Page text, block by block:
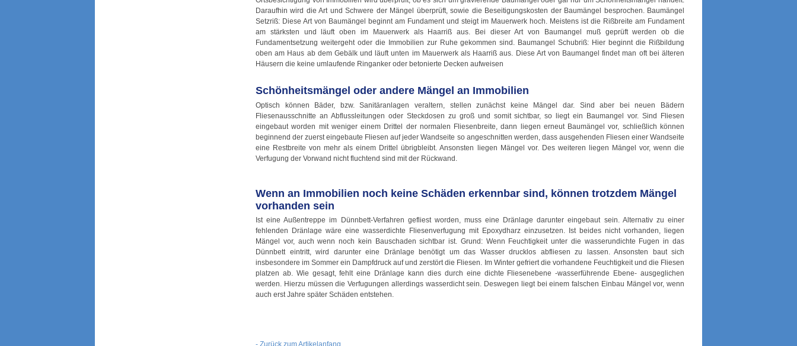
Daraufhin wird die Art und Schwere der Mängel überprüft, sowie die Beseitigungskosten der Baumängel besprochen. Baumängel
Setzriß: Diese Art von Baumängel beginnt am Fundament und steigt im Mauerwerk hoch. Meistens ist die Rißbreite am Fundament
am stärksten und läuft oben im Mauerwerk als Haarriß aus. Bei dieser Art von Baumangel muß geprüft werden ob die
Fundamentsetzung weitergeht oder die Immobilien zur Ruhe gekommen sind. Baumangel Schubriß: Hier beginnt die Rißbildung
oben am Haus ab dem Gebälk und läuft unten im Mauerwerk als Haarriß aus. Diese Art von Baumangel findet man oft bei älteren
Häusern die keine umlaufende Ringanker oder betonierte Decken aufweisen
Schönheitsmängel oder andere Mängel an Immobilien
Optisch können Bäder, bzw. Sanitäranlagen veraltern, stellen zunächst keine Mängel dar. Sind aber bei neuen Bädern
Fliesenausschnitte an Abflussleitungen oder Steckdosen zu groß und somit sichtbar, so liegt ein Baumangel vor. Sind Fliesen
eingebaut worden mit weniger einem Drittel der normalen Fliesenbreite, dann liegen erneut Baumängel vor, schließlich können
beginnend der zuerst eingebaute Fliesen auf jeder Wandseite so angeschnitten werden, dass ausgehenden Fliesen einer Wandseite
eine Restbreite von mehr als einem Drittel übrigbleibt. Ansonsten liegen Mängel vor. Des weiteren liegen Mängel vor, wenn die
Verfugung der Vorwand nicht fluchtend sind mit der Rückwand.
Wenn an Immobilien noch keine Schäden erkennbar sind, können trotzdem Mängel
vorhanden sein
Ist eine Außentreppe im Dünnbett-Verfahren gefliest worden, muss eine Dränlage darunter eingebaut sein. Alternativ zu einer
fehlenden Dränlage wäre eine wasserdichte Fliesenverfugung mit Epoxydharz einzusetzen. Ist beides nicht vorhanden, liegen
Mängel vor, auch wenn noch kein Bauschaden sichtbar ist. Grund: Wenn Feuchtigkeit unter die wasserundichte Fugen in das
Dünnbett eintritt, wird darunter eine Dränlage benötigt um das Wasser drucklos abfliesen zu lassen. Ansonsten baut sich
insbesondere im Sommer ein Dampfdruck auf und zerstört die Fliesen. Im Winter gefriert die vorhandene Feuchtigkeit und die Fliesen
platzen ab. Wie gesagt, fehlt eine Dränlage kann dies durch eine dichte Fliesenebene -wasserführende Ebene- ausgeglichen
werden. Hierzu müssen die Verfugungen allerdings wasserdicht sein. Deswegen liegt bei einem falschen Einbau Mängel vor, wenn
auch erst Jahre später Schäden entstehen.